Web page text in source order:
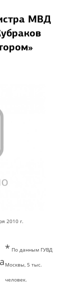
МВД
2010 г.
* По данным ГУВД
Москвы, 5 тыс.
человек.